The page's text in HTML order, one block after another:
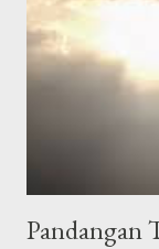
walmursaliin,
Artinya: Segala
shalawat dan ...
Pandangan